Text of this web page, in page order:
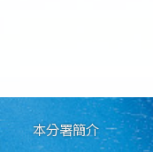
本分署簡介